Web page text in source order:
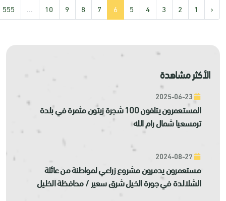
‹
1
2
3
4
5
6
7
8
9
10
...
555
الأكثر مشاهدة
المستعمرون يتلفون 100 شجرة زيتون مثمرة في بلدة
ترمسعيا شمال رام الله
مستعمرون يدمرون مشروع زراعي لمواطنة من عائلة
الشلالدة في جورة الخيل شرق سعير / محافظة الخليل